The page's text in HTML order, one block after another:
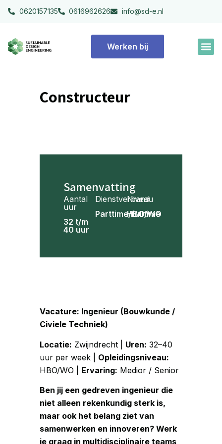
0620157135 0616962626 info@sd-e.nl
Werken bij
Constructeur
Samenvatting
Aantal
uur
32 t/m
40 uur
Dienstverband
Parttime/fulltime
Niveau
HBO/WO
Vacature: Ingenieur (Bouwkunde /
Civiele Techniek)
Locatie: Zwijndrecht | Uren: 32–40
uur per week | Opleidingsniveau:
HBO/WO | Ervaring: Medior / Senior
Ben jij een gedreven ingenieur die
niet alleen rekenkundig sterk is,
maar ook het belang ziet van
samenwerken en innoveren? Werk
je graag in multidisciplinaire teams